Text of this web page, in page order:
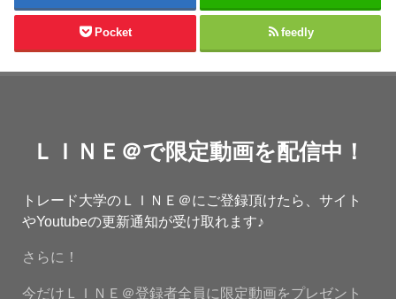
Pocket feedly
ＬＩＮＥ＠で限定動画を配信中！
トレード大学のＬＩＮＥ＠にご登録頂けたら、サイト
やYoutubeの更新通知が受け取れます♪
さらに！
今だけＬＩＮＥ＠登録者全員に限定動画をプレゼント